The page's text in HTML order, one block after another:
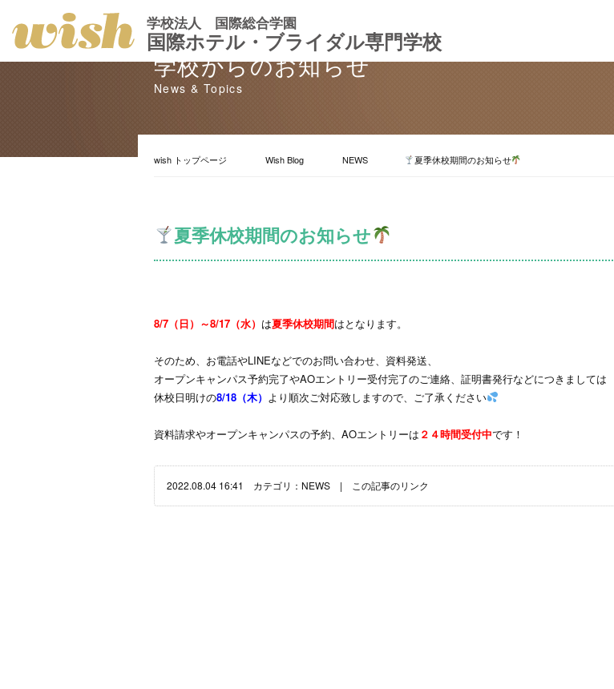
学校法人 国際総合学園
国際ホテル・ブライダル専門学校
学校からのお知らせ
News & Topics
wish トップページ Wish Blog NEWS 夏季休校期間のお知らせ
夏季休校期間のお知らせ
8/7（日）～8/17（水） は夏季休校期間はとなります。
そのため、お電話やLINEなどでのお問い合わせ、資料発送、
オープンキャンパス予約完了やAOエントリー受付完了のご連絡、証明書発行などにつきましては
休校日明けの8/18（木） より順次ご対応致しますので、ご了承ください
資料請求やオープンキャンパスの予約、AOエントリーは ２４時間受付中です！
2022.08.04 16:41 カテゴリ： NEWS | この記事のリンク